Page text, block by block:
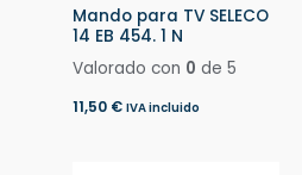
Mando para TV SELECO
14 EB 454. 1 N
Valorado con 0 de 5
11,50 € IVA incluido